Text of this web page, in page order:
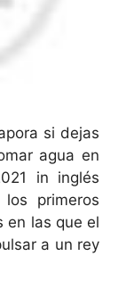
si dejas
agua en
in inglés
primeros
en las que el
a un rey